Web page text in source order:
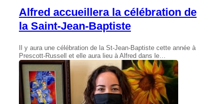
Alfred accueillera la célébration de
la Saint-Jean-Baptiste
Il y aura une célébration de la St-Jean-Baptiste cette année à
Prescott-Russell et elle aura lieu à Alfred dans le…